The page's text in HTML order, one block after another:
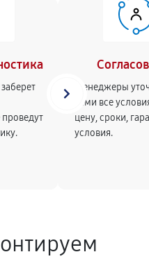
Менеджеры
вами все
цену, сроки,
условия.